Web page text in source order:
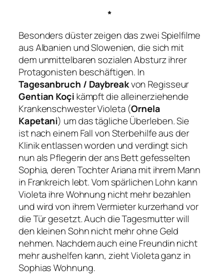
*
Besonders düster zeigen das zwei Spielfilme
aus Albanien und Slowenien, die sich mit
dem unmittelbaren sozialen Absturz ihrer
Protagonisten beschäftigen. In
Tagesanbruch / Daybreakvon Regisseur
Gentian Koçi kämpft die alleinerziehende
Krankenschwester Violeta (Ornela
Kapetani) um das tägliche Überleben. Sie
ist nach einem Fall von Sterbehilfe aus der
Klinik entlassen worden und verdingt sich
nun als Pflegerin der ans Bett gefesselten
Sophia, deren Tochter Ariana mit ihrem Mann
in Frankreich lebt. Vom spärlichen Lohn kann
Violeta ihre Wohnung nicht mehr bezahlen
und wird von ihrem Vermieter kurzerhand vor
die Tür gesetzt. Auch die Tagesmutter will
den kleinen Sohn nicht mehr ohne Geld
nehmen. Nachdem auch eine Freundin nicht
mehr aushelfen kann, zieht Violeta ganz in
Sophias Wohnung.